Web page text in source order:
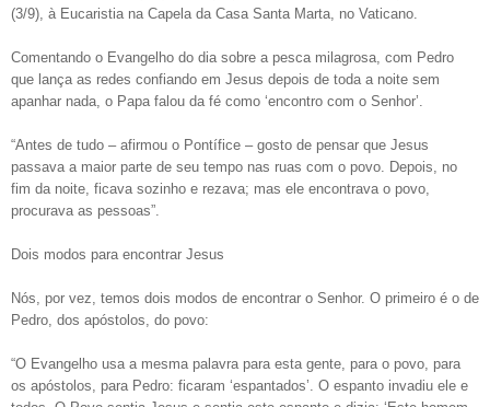
(3/9), à Eucaristia na Capela da Casa Santa Marta, no Vaticano.
Comentando o Evangelho do dia sobre a pesca milagrosa, com Pedro
que lança as redes confiando em Jesus depois de toda a noite sem
apanhar nada, o Papa falou da fé como ‘encontro com o Senhor’.
“Antes de tudo – afirmou o Pontífice – gosto de pensar que Jesus
passava a maior parte de seu tempo nas ruas com o povo. Depois, no
fim da noite, ficava sozinho e rezava; mas ele encontrava o povo,
procurava as pessoas”.
Dois modos para encontrar Jesus
Nós, por vez, temos dois modos de encontrar o Senhor. O primeiro é o de
Pedro, dos apóstolos, do povo:
“O Evangelho usa a mesma palavra para esta gente, para o povo, para
os apóstolos, para Pedro: ficaram ‘espantados’. O espanto invadiu ele e